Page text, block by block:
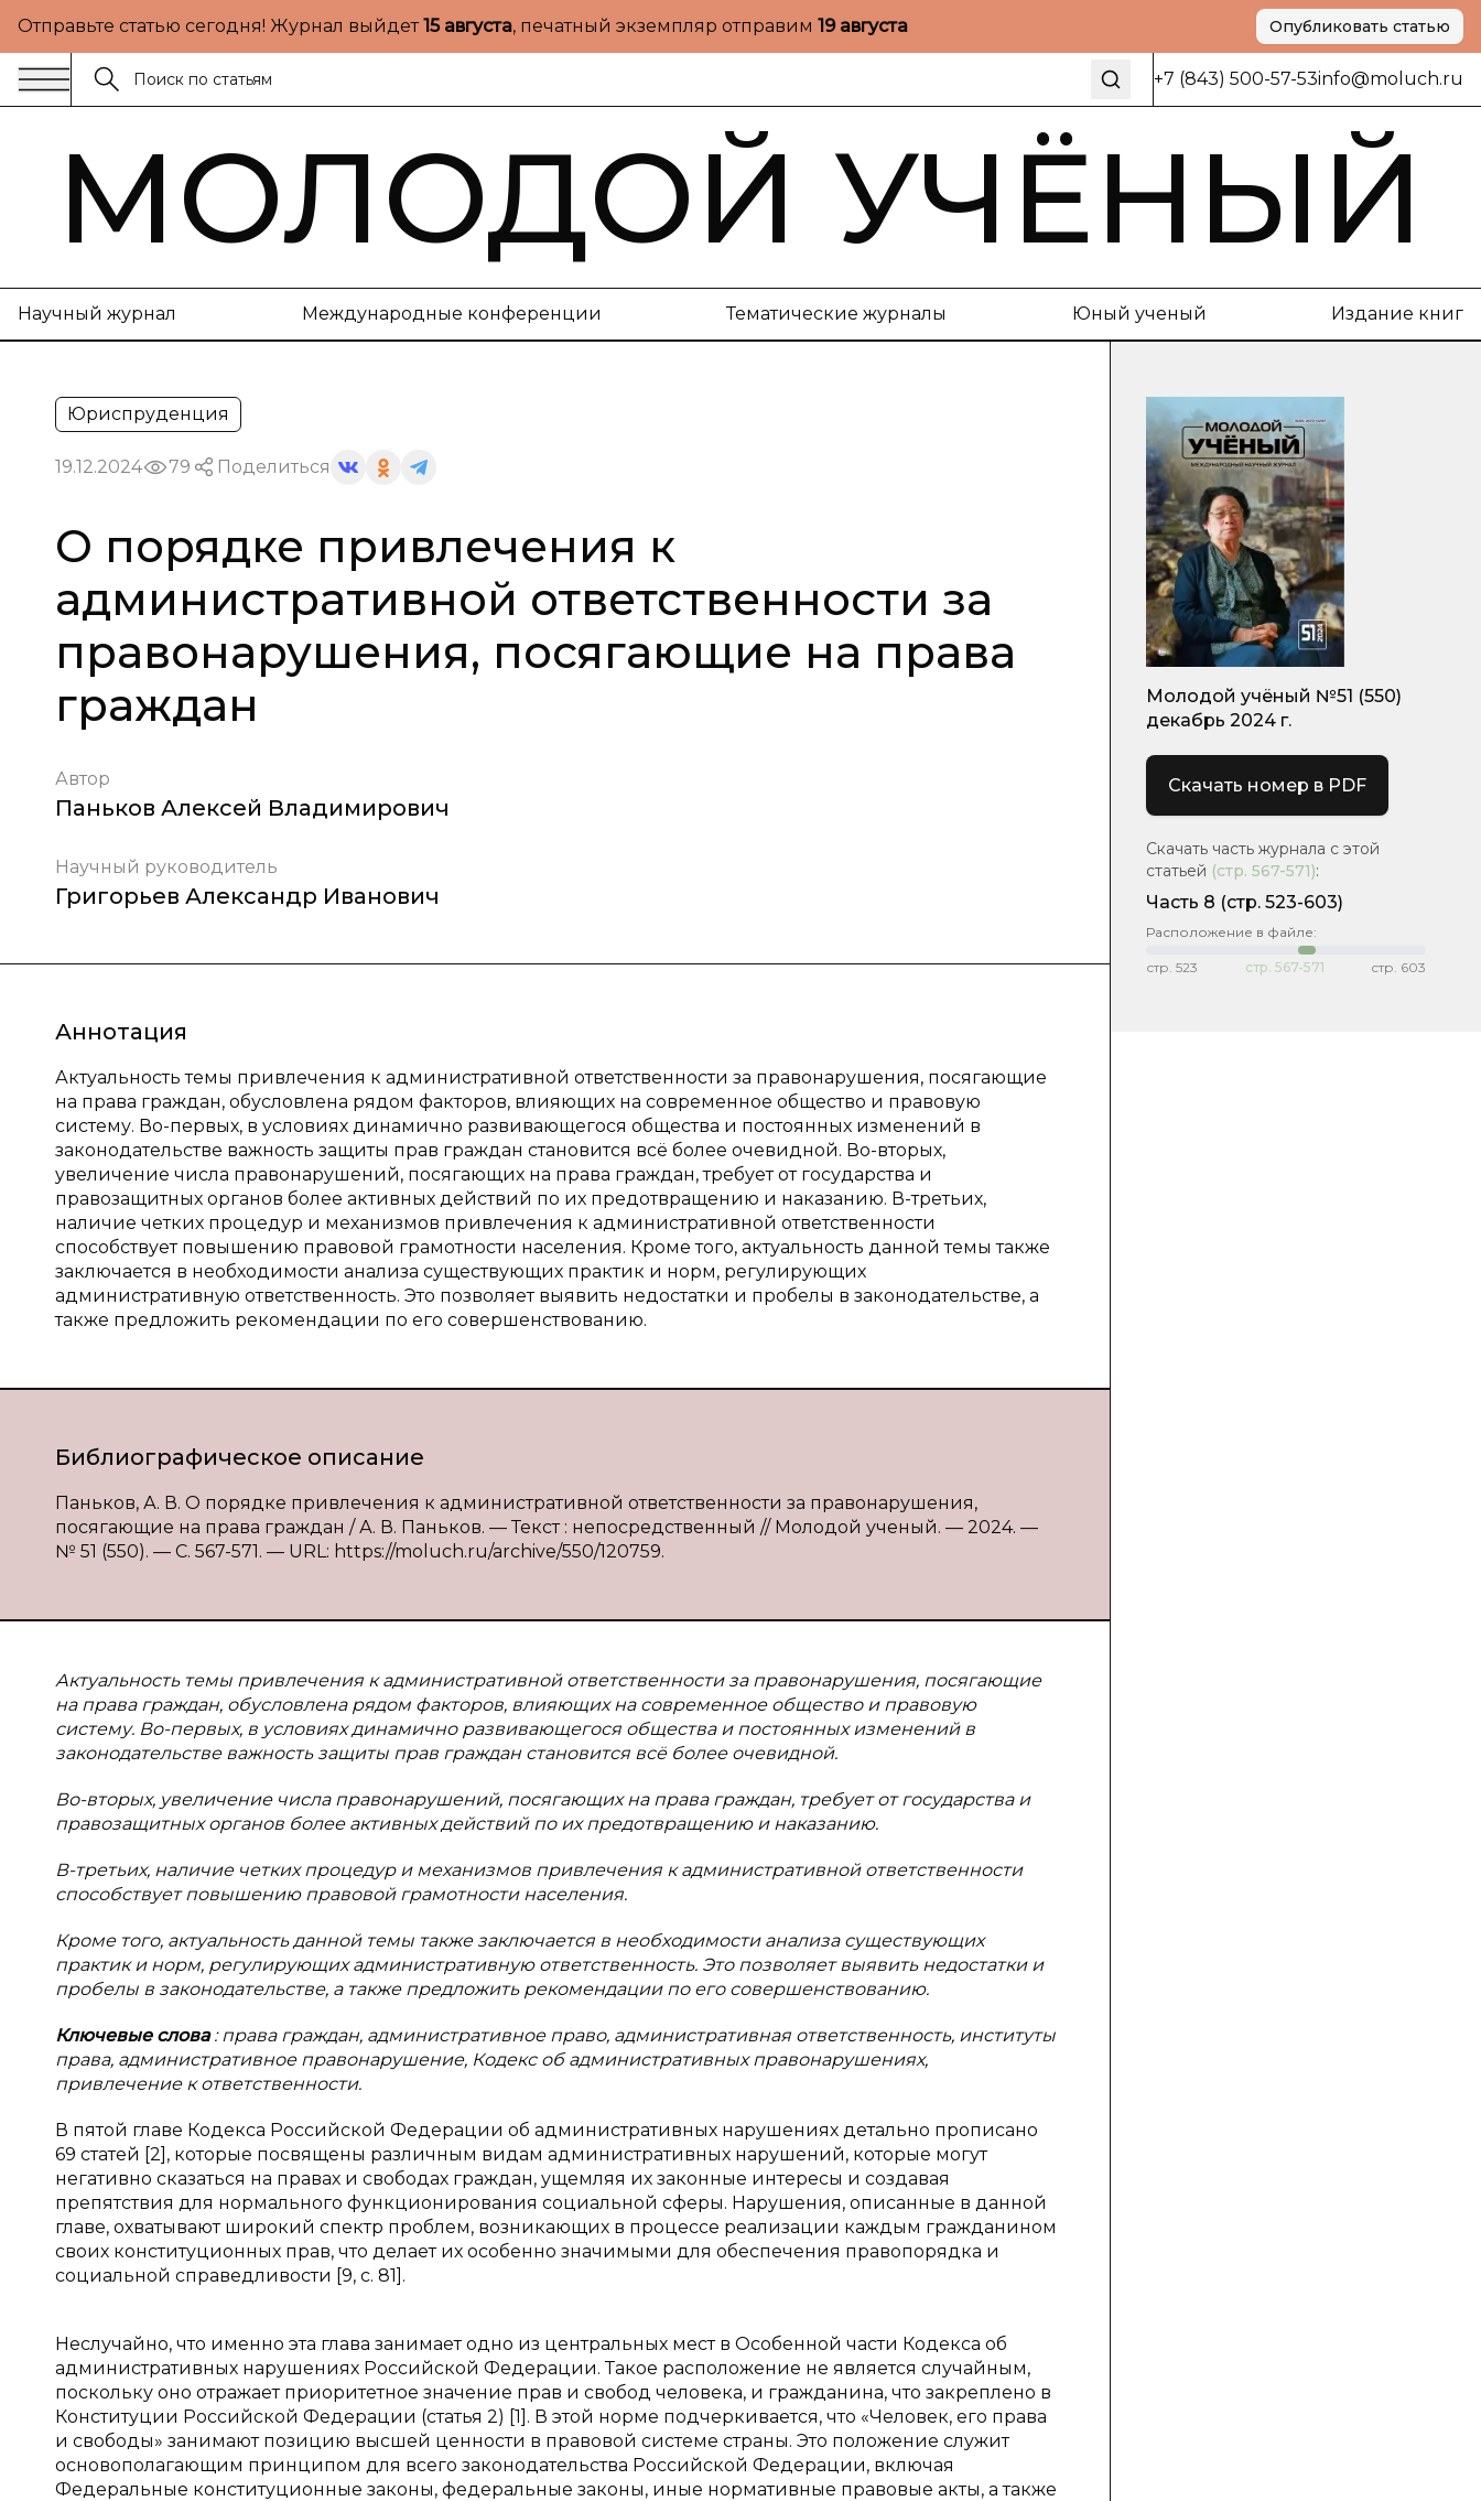
Отправьте статью сегодня! Журнал выйдет15 августа, печатный экземпляр отправим 19 августа Опубликовать статью
+7 (843) 500-57-53info@moluch.ru
МОЛОДОЙ УЧЁНЫЙ
Научный журнал Международные конференции Тематические журналы Юный ученый Издание книг
Юриспруденция
19.12.2024 79 Поделиться
О порядке привлечения к
административной ответственности за
правонарушения, посягающие на права
граждан
Автор
Паньков Алексей Владимирович
Научный руководитель
Григорьев Александр Иванович
Аннотация
Актуальность темы привлечения к административной ответственности за правонарушения, посягающие
на права граждан, обусловлена рядом факторов, влияющих на современное общество и правовую
систему. Во-первых, в условиях динамично развивающегося общества и постоянных изменений в
законодательстве важность защиты прав граждан становится всё более очевидной. Во-вторых,
увеличение числа правонарушений, посягающих на права граждан, требует от государства и
правозащитных органов более активных действий по их предотвращению и наказанию. В-третьих,
наличие четких процедур и механизмов привлечения к административной ответственности
способствует повышению правовой грамотности населения. Кроме того, актуальность данной темы также
заключается в необходимости анализа существующих практик и норм, регулирующих
административную ответственность. Это позволяет выявить недостатки и пробелы в законодательстве, а
также предложить рекомендации по его совершенствованию.
Библиографическое описание
Паньков, А. В. О порядке привлечения к административной ответственности за правонарушения,
посягающие на права граждан / А. В. Паньков. — Текст : непосредственный // Молодой ученый. — 2024. —
№ 51 (550). — С. 567-571. — URL: https://moluch.ru/archive/550/120759.
Актуальность темы привлечения к административной ответственности за правонарушения, посягающие
на права граждан, обусловлена рядом факторов, влияющих на современное общество и правовую
систему. Во-первых, в условиях динамично развивающегося общества и постоянных изменений в
законодательстве важность защиты прав граждан становится всё более очевидной.
Во-вторых, увеличение числа правонарушений, посягающих на права граждан, требует от государства и
правозащитных органов более активных действий по их предотвращению и наказанию.
В-третьих, наличие четких процедур и механизмов привлечения к административной ответственности
способствует повышению правовой грамотности населения.
Кроме того, актуальность данной темы также заключается в необходимости анализа существующих
практик и норм, регулирующих административную ответственность. Это позволяет выявить недостатки и
пробелы в законодательстве, а также предложить рекомендации по его совершенствованию.
Ключевые слова: права граждан, административное право, административная ответственность, институты
права, административное правонарушение, Кодекс об административных правонарушениях,
привлечение к ответственности.
В пятой главе Кодекса Российской Федерации об административных нарушениях детально прописано
69 статей [2], которые посвящены различным видам административных нарушений, которые могут
негативно сказаться на правах и свободах граждан, ущемляя их законные интересы и создавая
препятствия для нормального функционирования социальной сферы. Нарушения, описанные в данной
главе, охватывают широкий спектр проблем, возникающих в процессе реализации каждым гражданином
своих конституционных прав, что делает их особенно значимыми для обеспечения правопорядка и
социальной справедливости [9, с. 81].
Неслучайно, что именно эта глава занимает одно из центральных мест в Особенной части Кодекса об
административных нарушениях Российской Федерации. Такое расположение не является случайным,
поскольку оно отражает приоритетное значение прав и свобод человека, и гражданина, что закреплено в
Конституции Российской Федерации (статья 2) [1]. В этой норме подчеркивается, что «Человек, его права
и свободы» занимают позицию высшей ценности в правовой системе страны. Это положение служит
основополагающим принципом для всего законодательства Российской Федерации, включая
Федеральные конституционные законы, федеральные законы, иные нормативные правовые акты, а также
Молодой учёный №51 (550)
декабрь 2024 г.
Скачать номер в PDF
Скачать часть журнала с этой
статьей (стр. 567-571):
Часть 8 (стр. 523-603)
Расположение в файле:
стр. 523 стр. 567-571 стр. 603